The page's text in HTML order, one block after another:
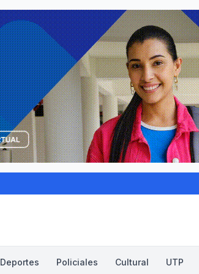
Deportes Policiales Cultural UTP